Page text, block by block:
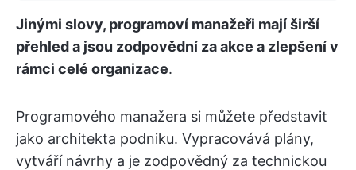
Jinými slovy, programoví manažeři mají širší
přehled a jsou zodpovědní za akce a zlepšení v
rámci celé organizace.
Programového manažera si můžete představit
jako architekta podniku. Vypracovává plány,
vytváří návrhy a je zodpovědný za technickou